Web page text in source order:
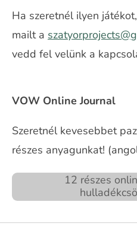
Ha szeretnél ilyen
mailt a
vedd fel velünk a
VOW Online Journal
Szeretnél kevesebbet
részes anyagunkat!
12 részes